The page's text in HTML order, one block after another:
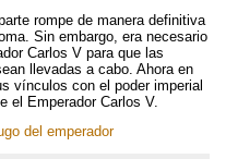
rompe de manera definitiva
Sin embargo, era necesario
Carlos V para que las
llevadas a cabo. Ahora en
vínculos con el poder imperial
el Emperador Carlos V.
del emperador